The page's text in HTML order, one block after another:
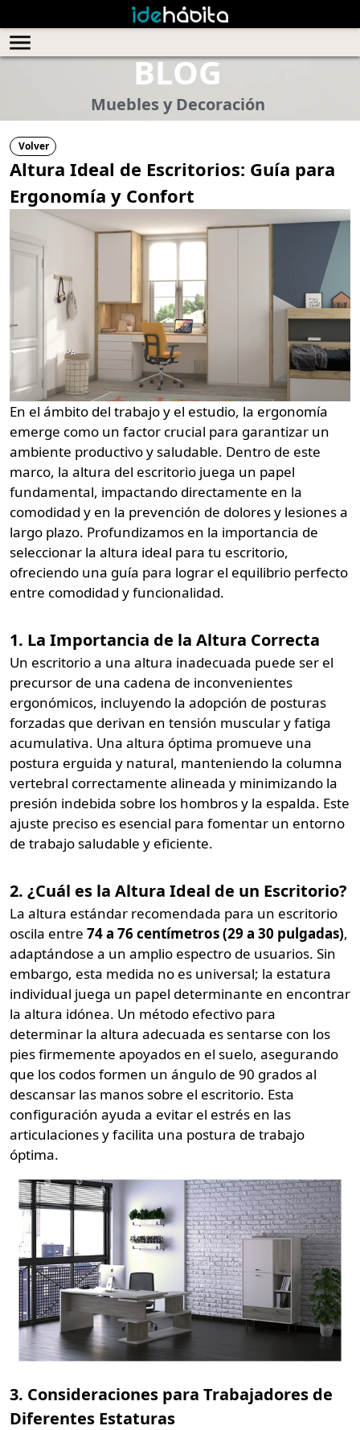
BLOG
Muebles y Decoración
Volver
Altura Ideal de Escritorios: Guía para
Ergonomía y Confort
En el ámbito del trabajo y el estudio, la ergonomía
emerge como un factor crucial para garantizar un
ambiente productivo y saludable. Dentro de este
marco, la altura del escritorio juega un papel
fundamental, impactando directamente en la
comodidad y en la prevención de dolores y lesiones a
largo plazo. Profundizamos en la importancia de
seleccionar la altura ideal para tu escritorio,
ofreciendo una guía para lograr el equilibrio perfecto
entre comodidad y funcionalidad.
1. La Importancia de la Altura Correcta
Un escritorio a una altura inadecuada puede ser el
precursor de una cadena de inconvenientes
ergonómicos, incluyendo la adopción de posturas
forzadas que derivan en tensión muscular y fatiga
acumulativa. Una altura óptima promueve una
postura erguida y natural, manteniendo la columna
vertebral correctamente alineada y minimizando la
presión indebida sobre los hombros y la espalda. Este
ajuste preciso es esencial para fomentar un entorno
de trabajo saludable y eficiente.
2. ¿Cuál es la Altura Ideal de un Escritorio?
La altura estándar recomendada para un escritorio
oscila entre 74 a 76 centímetros (29 a 30 pulgadas),
adaptándose a un amplio espectro de usuarios. Sin
embargo, esta medida no es universal; la estatura
individual juega un papel determinante en encontrar
la altura idónea. Un método efectivo para
determinar la altura adecuada es sentarse con los
pies firmemente apoyados en el suelo, asegurando
que los codos formen un ángulo de 90 grados al
descansar las manos sobre el escritorio. Esta
configuración ayuda a evitar el estrés en las
articulaciones y facilita una postura de trabajo
óptima.
3. Consideraciones para Trabajadores de
Diferentes Estaturas